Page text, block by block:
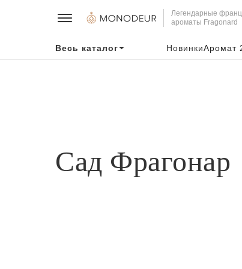
НовинкиАромат
Весь каталог
Легендарные
ароматы Fragonard
Сад Фрагонар